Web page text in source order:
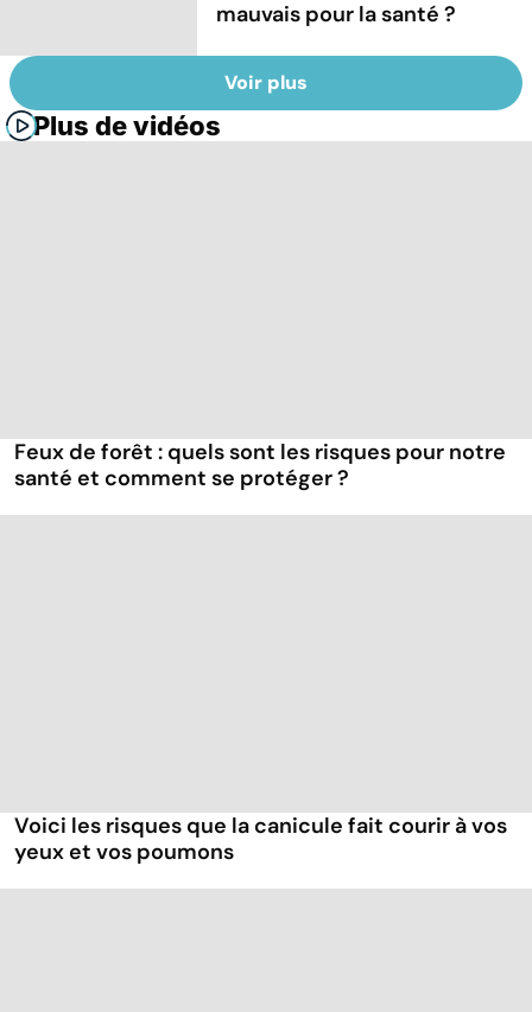
mauvais pour la santé ?
Voir plus
Plus de vidéos
Feux de forêt : quels sont les risques pour notre
santé et comment se protéger ?
Voici les risques que la canicule fait courir à vos
yeux et vos poumons